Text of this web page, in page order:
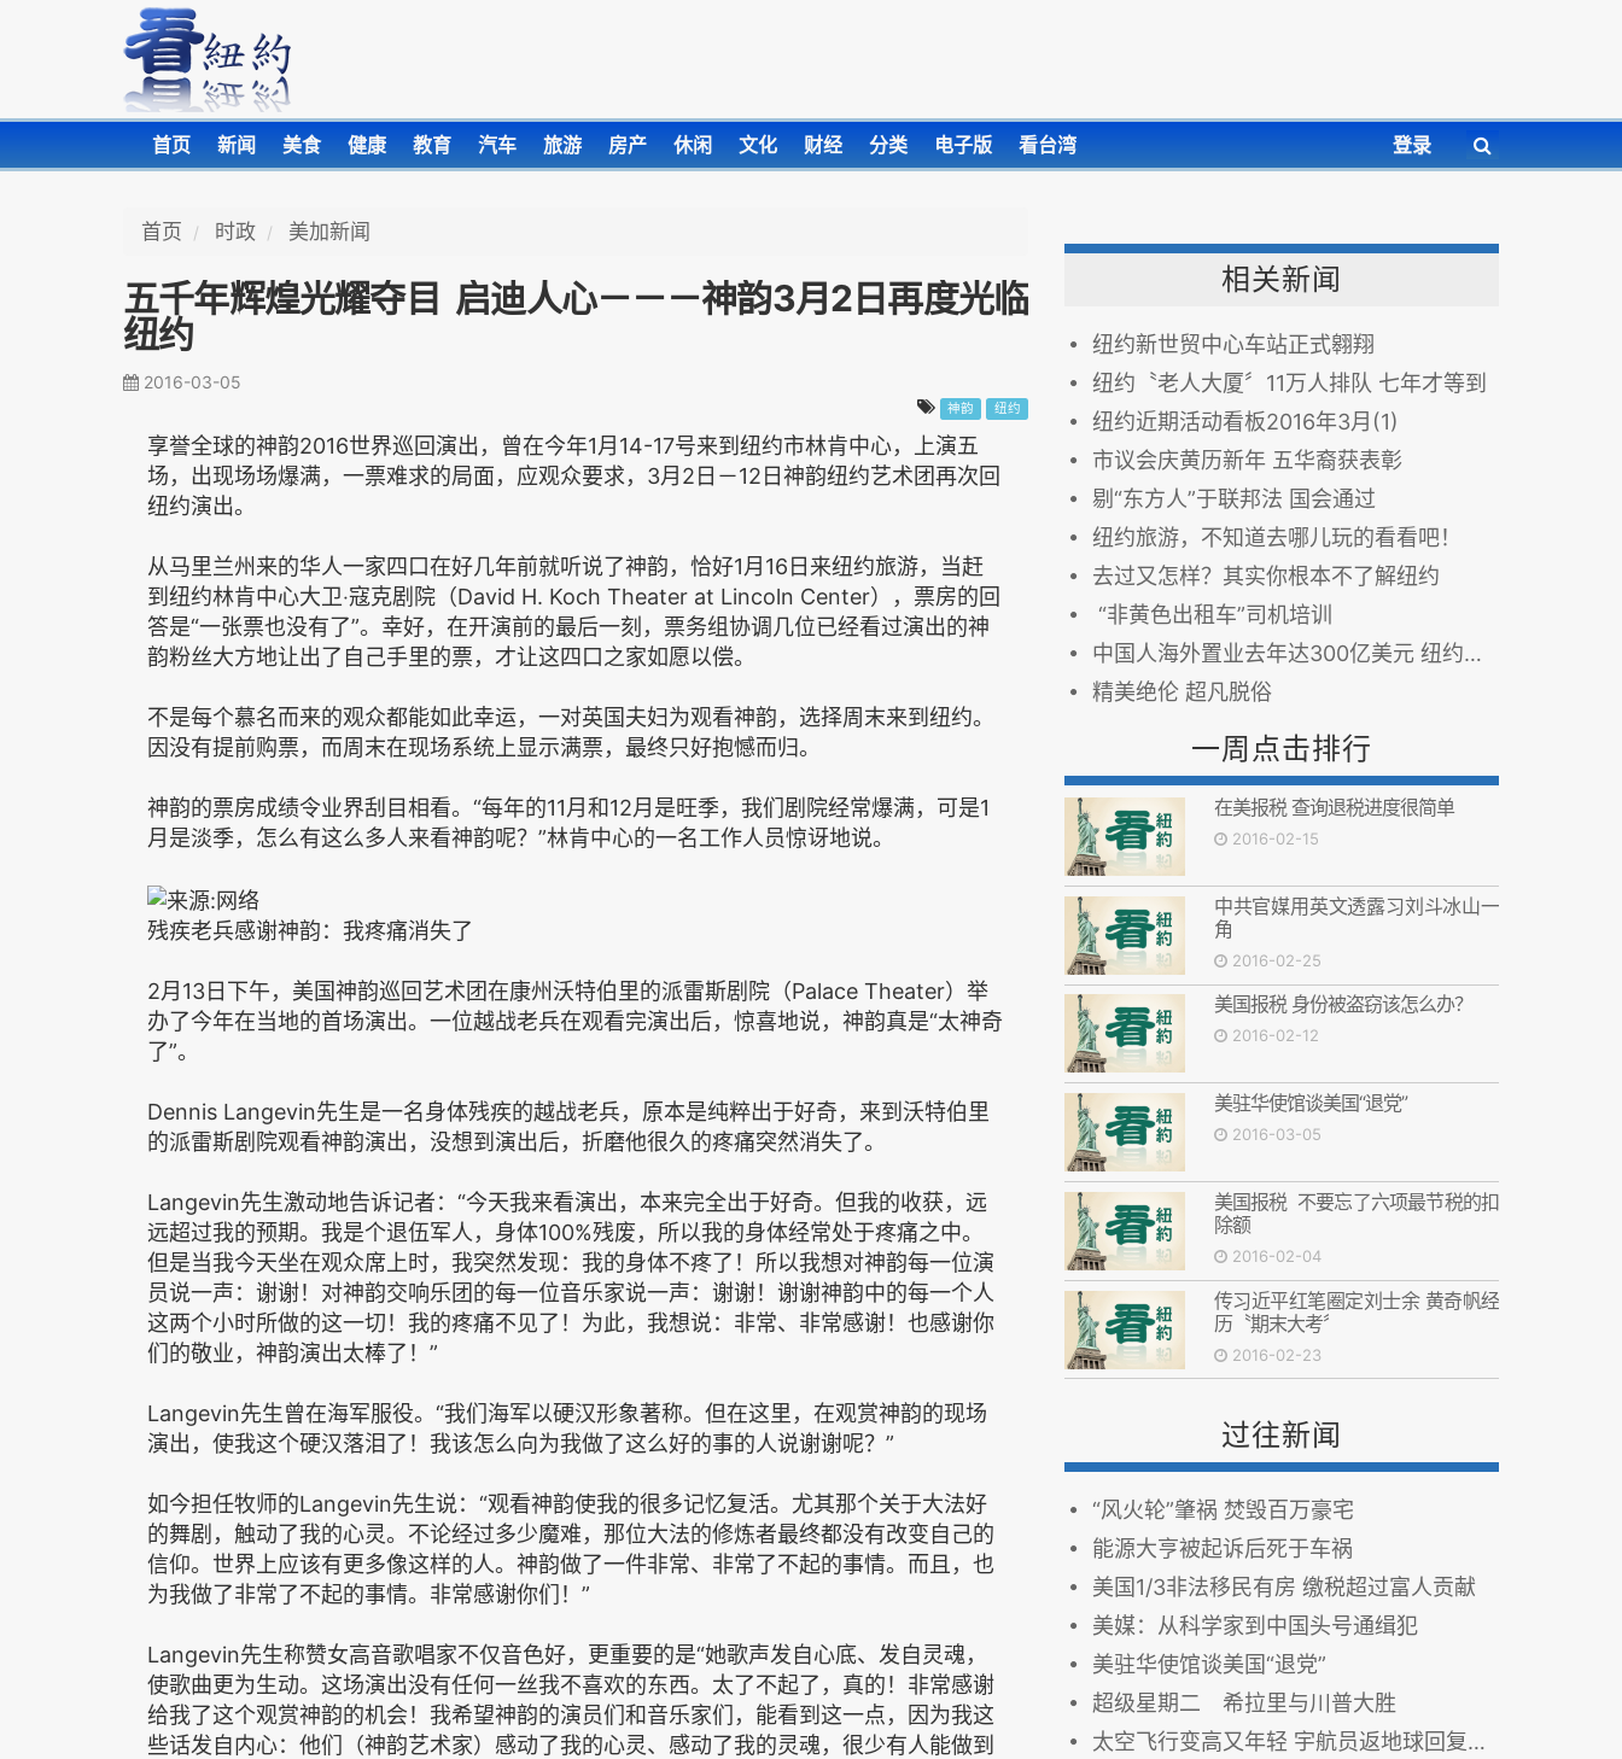
首页 新闻 美食 健康 教育 汽车 旅游 房产 休闲 文化 财经 分类 电子版 看台湾 登录
首页 时政 美加新闻
五千年辉煌光耀夺目 启迪人心－－－神韵3月2日再度光临
纽约
2016-03-05
神韵 纽约
享誉全球的神韵2016世界巡回演出，曾在今年1月14-17号来到纽约市林肯中心，上演五
场，出现场场爆满，一票难求的局面，应观众要求，3月2日－12日神韵纽约艺术团再次回
纽约演出。
从马里兰州来的华人一家四口在好几年前就听说了神韵，恰好1月16日来纽约旅游，当赶
到纽约林肯中心大卫‧寇克剧院（David H. Koch Theater at Lincoln Center），票房的回
答是“一张票也没有了”。幸好，在开演前的最后一刻，票务组协调几位已经看过演出的神
韵粉丝大方地让出了自己手里的票，才让这四口之家如愿以偿。
不是每个慕名而来的观众都能如此幸运，一对英国夫妇为观看神韵，选择周末来到纽约。
因没有提前购票，而周末在现场系统上显示满票，最终只好抱憾而归。
神韵的票房成绩令业界刮目相看。“每年的11月和12月是旺季，我们剧院经常爆满，可是1
月是淡季，怎么有这么多人来看神韵呢？”林肯中心的一名工作人员惊讶地说。
残疾老兵感谢神韵：我疼痛消失了
2月13日下午，美国神韵巡回艺术团在康州沃特伯里的派雷斯剧院（Palace Theater）举
办了今年在当地的首场演出。一位越战老兵在观看完演出后，惊喜地说，神韵真是“太神奇
了”。
Dennis Langevin先生是一名身体残疾的越战老兵，原本是纯粹出于好奇，来到沃特伯里
的派雷斯剧院观看神韵演出，没想到演出后，折磨他很久的疼痛突然消失了。
Langevin先生激动地告诉记者：“今天我来看演出，本来完全出于好奇。但我的收获，远
远超过我的预期。我是个退伍军人，身体100%残废，所以我的身体经常处于疼痛之中。
但是当我今天坐在观众席上时，我突然发现：我的身体不疼了！所以我想对神韵每一位演
员说一声：谢谢！对神韵交响乐团的每一位音乐家说一声：谢谢！谢谢神韵中的每一个人
这两个小时所做的这一切！我的疼痛不见了！为此，我想说：非常、非常感谢！也感谢你
们的敬业，神韵演出太棒了！”
Langevin先生曾在海军服役。“我们海军以硬汉形象著称。但在这里，在观赏神韵的现场
演出，使我这个硬汉落泪了！我该怎么向为我做了这么好的事的人说谢谢呢？”
如今担任牧师的Langevin先生说：“观看神韵使我的很多记忆复活。尤其那个关于大法好
的舞剧，触动了我的心灵。不论经过多少魔难，那位大法的修炼者最终都没有改变自己的
信仰。世界上应该有更多像这样的人。神韵做了一件非常、非常了不起的事情。而且，也
为我做了非常了不起的事情。非常感谢你们！”
Langevin先生称赞女高音歌唱家不仅音色好，更重要的是“她歌声发自心底、发自灵魂，
使歌曲更为生动。这场演出没有任何一丝我不喜欢的东西。太了不起了，真的！非常感谢
给我了这个观赏神韵的机会！我希望神韵的演员们和音乐家们，能看到这一点，因为我这
些话发自内心：他们（神韵艺术家）感动了我的心灵、感动了我的灵魂，很少有人能做到
相关新闻
纽约新世贸中心车站正式翱翔
纽约〝老人大厦〞11万人排队 七年才等到
纽约近期活动看板2016年3月(1)
市议会庆黄历新年 五华裔获表彰
剔“东方人”于联邦法 国会通过
纽约旅游，不知道去哪儿玩的看看吧！
去过又怎样？其实你根本不了解纽约
“非黄色出租车”司机培训
中国人海外置业去年达300亿美元 纽约为首选
精美绝伦 超凡脱俗
一周点击排行
在美报税 查询退税进度很简单
2016-02-15
中共官媒用英文透露习刘斗冰山一
角
2016-02-25
美国报税 身份被盗窃该怎么办？
2016-02-12
美驻华使馆谈美国“退党”
2016-03-05
美国报税 不要忘了六项最节税的扣
除额
2016-02-04
传习近平红笔圈定刘士余 黄奇帆经
历〝期末大考〞
2016-02-23
过往新闻
“风火轮”肇祸 焚毁百万豪宅
能源大亨被起诉后死于车祸
美国1/3非法移民有房 缴税超过富人贡献
美媒：从科学家到中国头号通缉犯
美驻华使馆谈美国“退党”
超级星期二 希拉里与川普大胜
太空飞行变高又年轻 宇航员返地球回复原形